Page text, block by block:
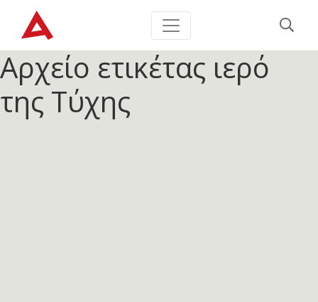
Αρχείο ετικέτας ιερό
της Τύχης